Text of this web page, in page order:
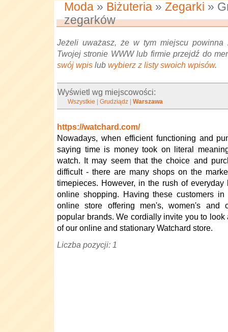
Moda » Biżuteria » Zegarki »
zegarków
Jeżeli uważasz, że w tym miejscu powinna
Twojej stronie WWW lub firmie przejdź do
swój wpis lub wybierz z listy swoich wpisów.
Wyświetl wg miejscowości:
Wszystkie |Grudziądz |Warszawa
https://watchard.com/
Nowadays, when efficient functioning and
saying time is money took on literal
watch. It may seem that the choice and
difficult - there are many shops on the
timepieces. However, in the rush of
online shopping. Having these customers in
online store offering men's, women's and
popular brands. We cordially invite you to
of our online and stationary Watchard store.
Liczba pozycji: 1